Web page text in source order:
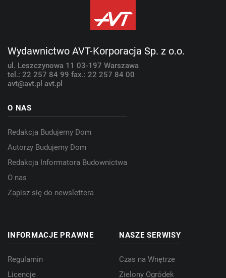
Wydawnictwo AVT-Korporacja Sp. z o.o.
ul. Leszczynowa 11 03-197 Warszawa
tel.: 22 257 84 99 fax.: 22 257 84 00
avt@avt.pl avt.pl
O NAS
Redakcja Budujemy Dom
Autorzy Budujemy Dom
Redakcja Informatora Budownictwa
O nas
Zapisz się do newslettera
INFORMACJE PRAWNE
Regulamin
Licencje
NASZE SERWISY
Czas na Wnętrze
Zielony Ogródek